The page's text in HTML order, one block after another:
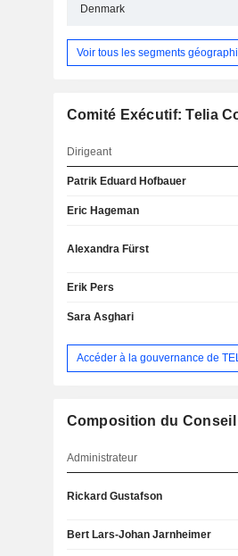
Denmark
Voir tous les segments
Comité Exécutif: Telia
Dirigeant
Patrik Eduard Hofbauer
Eric Hageman
Alexandra Fürst
Erik Pers
Sara Asghari
Accéder à la gouvernance de
Composition du
Administrateur
Rickard Gustafson
Bert Lars-Johan Jarnheimer